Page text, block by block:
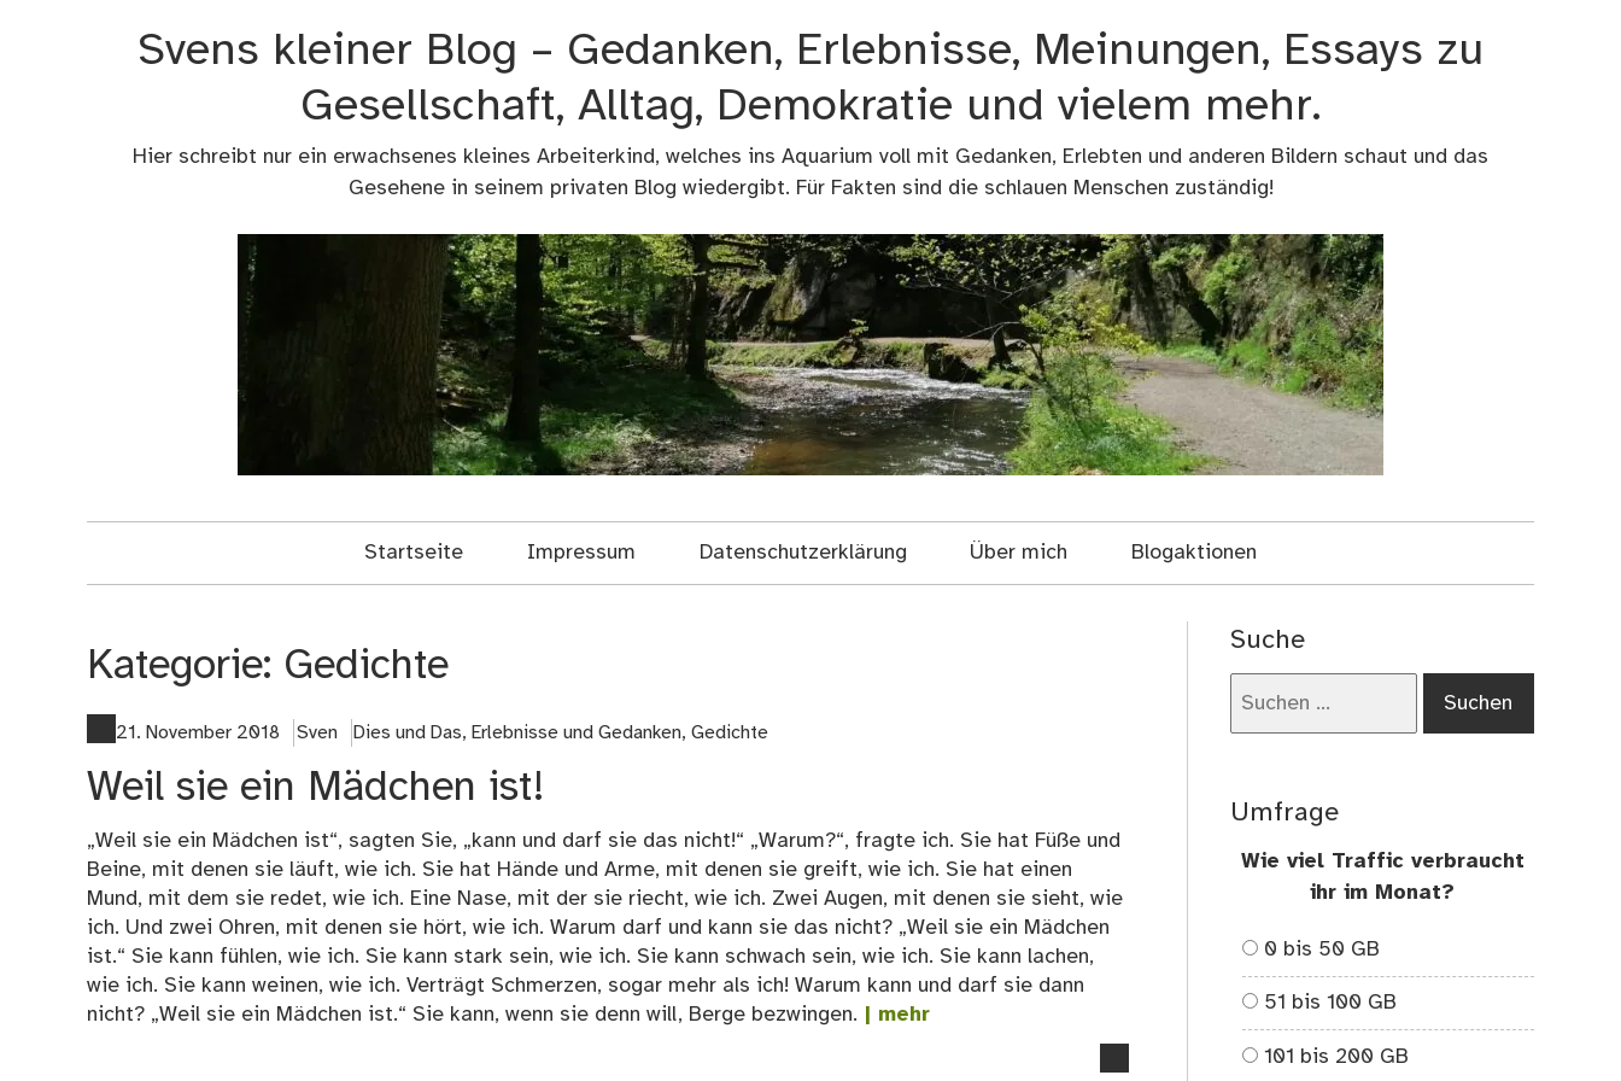
Svens kleiner Blog – Gedanken, Erlebnisse, Meinungen, Essays zu
Gesellschaft, Alltag, Demokratie und vielem mehr.
Hier schreibt nur ein erwachsenes kleines Arbeiterkind, welches ins Aquarium voll mit Gedanken, Erlebten und anderen Bildern schaut und das
Gesehene in seinem privaten Blog wiedergibt. Für Fakten sind die schlauen Menschen zuständig!
Startseite Impressum Datenschutzerklärung Über mich Blogaktionen
Kategorie: Gedichte
21. November 2018 Sven Dies und Das, Erlebnisse und Gedanken,Gedichte
Weil sie ein Mädchen ist!
„Weil sie ein Mädchen ist“, sagten Sie, „kann und darf sie das nicht!“ „Warum?“, fragte ich. Sie hat Füße und
Beine, mit denen sie läuft, wie ich. Sie hat Hände und Arme, mit denen sie greift, wie ich. Sie hat einen
Mund, mit dem sie redet, wie ich. Eine Nase, mit der sie riecht, wie ich. Zwei Augen, mit denen sie sieht, wie
ich. Und zwei Ohren, mit denen sie hört, wie ich. Warum darf und kann sie das nicht? „Weil sie ein Mädchen
ist.“ Sie kann fühlen, wie ich. Sie kann stark sein, wie ich. Sie kann schwach sein, wie ich. Sie kann lachen,
wie ich. Sie kann weinen, wie ich. Verträgt Schmerzen, sogar mehr als ich! Warum kann und darf sie dann
nicht? „Weil sie ein Mädchen ist.“ Sie kann, wenn sie denn will, Berge bezwingen. | mehr
Suche
Umfrage
Wie viel Traffic verbraucht
ihr im Monat?
0 bis 50 GB
51 bis 100 GB
101 bis 200 GB